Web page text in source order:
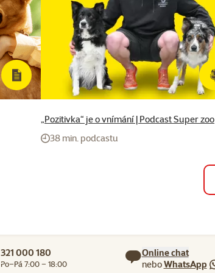
„Pozitivka“ je o vnímání | Podcast Super zoo
38 min. podcastu
321 000 180
Po–Pá 7:00 – 18:00
Online chat
neboWhatsApp